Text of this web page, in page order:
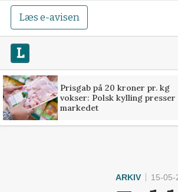
Læs e-avisen
Prisgab på 20 kroner pr. kg
vokser: Polsk kylling presser
markedet
ARKIV 15-05-